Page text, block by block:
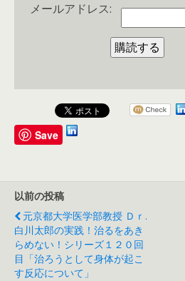
メールアドレス:
Save
以前の投稿
元京都大学医学部教授 Ｄｒ.
白川太郎の実践！治るをあき
らめない！シリーズ１２０回
目「治ろうとして身体が起こ
す反応について」